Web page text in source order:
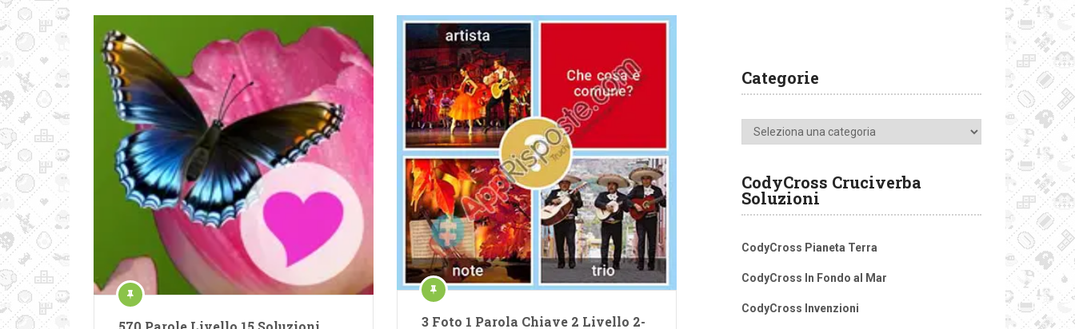
3 Foto 1 Parola Chiave 2 Livello 2-
Categorie
Categorie
CodyCross Cruciverba
Soluzioni
CodyCross Pianeta Terra
CodyCross In Fondo al Mar
CodyCross Invenzioni